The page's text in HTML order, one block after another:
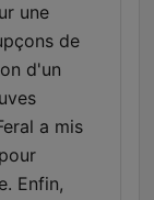
une
de
d'un
a mis
Enfin,